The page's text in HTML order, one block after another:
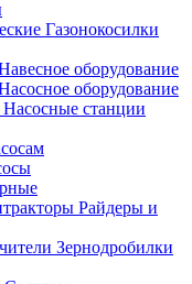
Газонокосилки
оборудование
оборудование
Насосные станции
Райдеры и
Зернодробилки